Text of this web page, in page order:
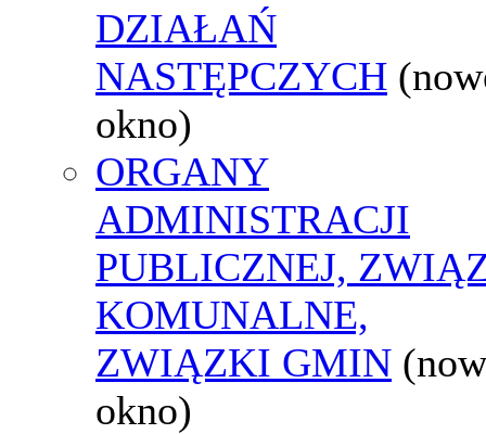
DZIAŁAŃ
NASTĘPCZYCH
okno)
ORGANY
ADMINISTRACJI
PUBLICZNEJ,
KOMUNALNE,
ZWIĄZKI GMIN
okno)